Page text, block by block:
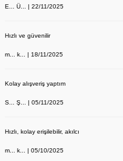
E... Ü... | 22/11/2025
Hızlı ve güvenilir
m... k... | 18/11/2025
Kolay alışveriş yaptım
S... Ş... | 05/11/2025
Hızlı, kolay erişilebilir, akılcı
m... k... | 05/10/2025